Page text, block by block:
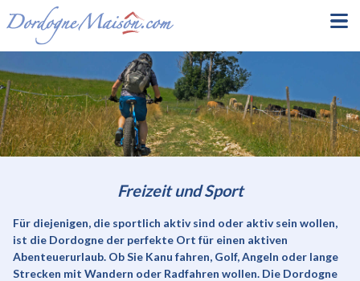
Freizeit und Sport
Für diejenigen, die sportlich aktiv sind oder aktiv sein wollen,
ist die Dordogne der perfekte Ort für einen aktiven
Abenteuerurlaub. Ob Sie Kanu fahren, Golf, Angeln oder lange
Strecken mit Wandern oder Radfahren wollen. Die Dordogne